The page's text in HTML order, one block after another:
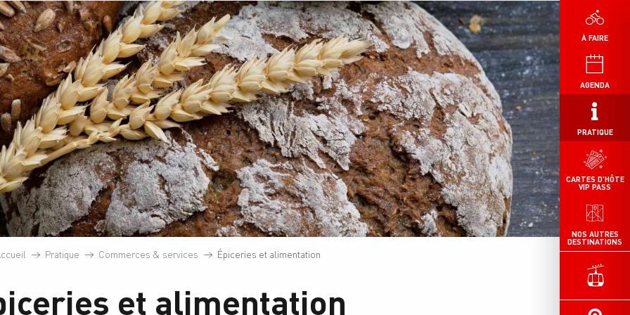
À FAIRE
AGENDA
PRATIQUE
NOS AUTRES
DESTINATIONS
CARTES D'HÔTE
VIP PASS
Pratique Commerces & services Épiceries et alimentation
et alimentation